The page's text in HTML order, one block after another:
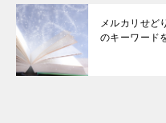
メルカリせど
のキーワード